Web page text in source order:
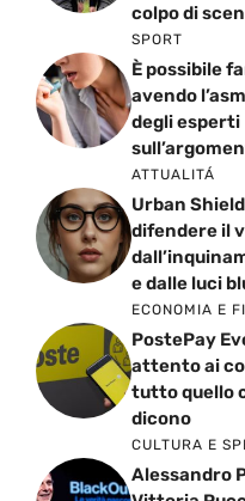
colpo di
SPORT
È possibile
avendo
degli esperti
ATTUALITÁ
Urban
difendere il
e dalle luci
ECONOMIA E
PostePay
attento ai
tutto quello
dicono
CULTURA E
Alessandro